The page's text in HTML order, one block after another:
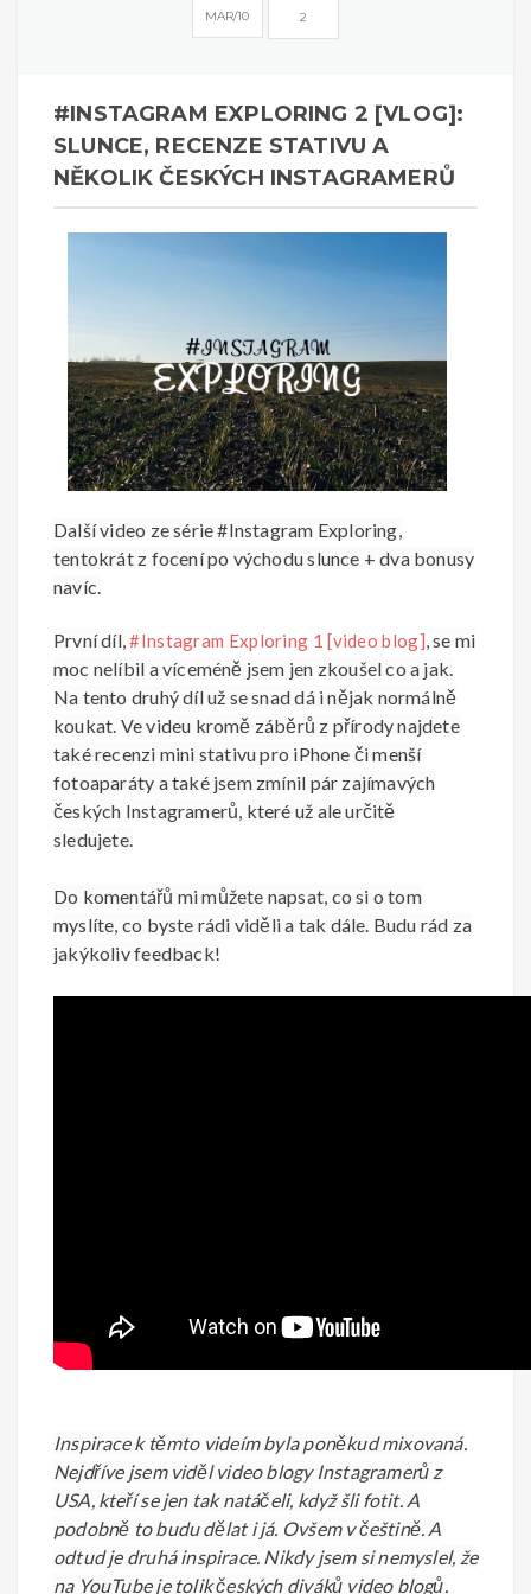
MAR 10 2
#INSTAGRAM EXPLORING 2 [VLOG]:
SLUNCE, RECENZE STATIVU A
NĚKOLIK ČESKÝCH INSTAGRAMERŮ
Další video ze série #Instagram Exploring,
tentokrát z focení po východu slunce + dva bonusy
navíc.
První díl,#Instagram Exploring 1 [video blog],se mi
moc nelíbil a víceméně jsem jen zkoušel co a jak.
Na tento druhý díl už se snad dá i nějak normálně
koukat. Ve videu kromě záběrů z přírody najdete
také recenzi mini stativu pro iPhone či menší
fotoaparáty a také jsem zmínil pár zajímavých
českých Instagramerů, které už ale určitě
sledujete.
Do komentářů mi můžete napsat, co si o tom
myslíte, co byste rádi viděli a tak dále. Budu rád za
jakýkoliv feedback!
Inspirace k těmto videím byla poněkud mixovaná.
Nejdříve jsem viděl video blogy Instagramerů z
USA, kteří se jen tak natáčeli, když šli fotit. A
podobně to budu dělat i já. Ovšem v češtině. A
odtud je druhá inspirace. Nikdy jsem si nemyslel, že
na YouTube je tolik českých diváků video blogů.